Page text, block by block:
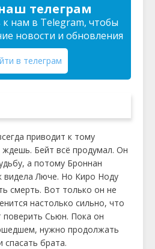
телеграм
нам в Telegram, чтобы
новости и обновления
в телеграм
приводит к тому
ждешь. Бейт всё продумал. Он
а потому Броннан
видела Люче. Но Киро Ноду
смерть. Вот только он не
настолько сильно, что
Сьюн. Пока он
нужно продолжать
спасать брата.